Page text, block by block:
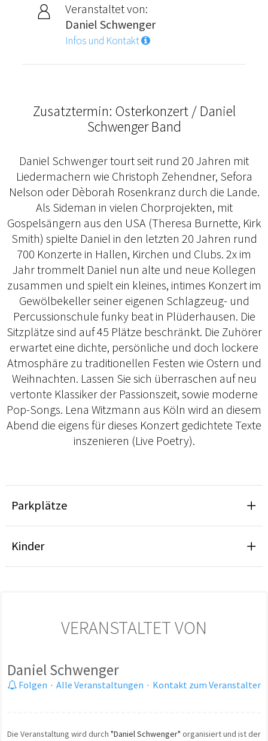
Veranstaltet von:
Daniel Schwenger
Infos und Kontakt
Zusatztermin: Osterkonzert / Daniel
Schwenger Band
Daniel Schwenger tourt seit rund 20 Jahren mit
Liedermachern wie Christoph Zehendner, Sefora
Nelson oder Dèborah Rosenkranz durch die Lande.
Als Sideman in vielen Chorprojekten, mit
Gospelsängern aus den USA (Theresa Burnette, Kirk
Smith) spielte Daniel in den letzten 20 Jahren rund
700 Konzerte in Hallen, Kirchen und Clubs. 2x im
Jahr trommelt Daniel nun alte und neue Kollegen
zusammen und spielt ein kleines, intimes Konzert im
Gewölbekeller seiner eigenen Schlagzeug- und
Percussionschule funky beat in Plüderhausen. Die
Sitzplätze sind auf 45 Plätze beschränkt. Die Zuhörer
erwartet eine dichte, persönliche und doch lockere
Atmosphäre zu traditionellen Festen wie Ostern und
Weihnachten. Lassen Sie sich überraschen auf neu
vertonte Klassiker der Passionszeit, sowie moderne
Pop-Songs. Lena Witzmann aus Köln wird an diesem
Abend die eigens für dieses Konzert gedichtete Texte
inszenieren (Live Poetry).
Parkplätze
Kinder
VERANSTALTET VON
Daniel Schwenger
Folgen · Alle Veranstaltungen · Kontakt zum Veranstalter
Die Veranstaltung wird durch "Daniel Schwenger" organisiert und ist der